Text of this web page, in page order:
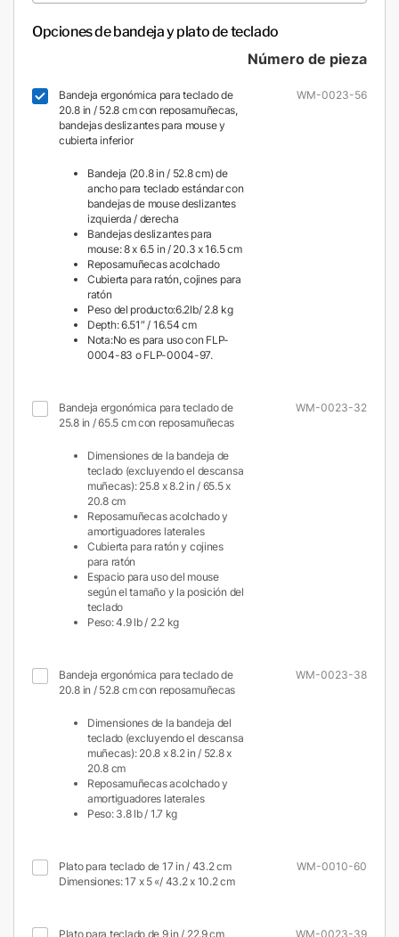
Opciones de bandeja y plato de teclado
Número de pieza
Bandeja ergonómica para teclado de
20.8 in / 52.8 cm con reposamuñecas,
bandejas deslizantes para mouse y
cubierta inferior
Bandeja (20.8 in / 52.8 cm) de
ancho para teclado estándar con
bandejas de mouse deslizantes
izquierda / derecha
Bandejas deslizantes para
mouse: 8 x 6.5 in / 20.3 x 16.5 cm
Reposamuñecas acolchado
Cubierta para ratón, cojines para
ratón
Peso del producto:6.2lb/ 2.8 kg
Depth: 6.51″ / 16.54 cm
Nota:No es para uso con FLP-
0004-83 o FLP-0004-97.
WM-0023-56
Bandeja ergonómica para teclado de
25.8 in / 65.5 cm con reposamuñecas
Dimensiones de la bandeja de
teclado (excluyendo el descansa
muñecas): 25.8 x 8.2 in / 65.5 x
20.8 cm
Reposamuñecas acolchado y
amortiguadores laterales
Cubierta para ratón y cojines
para ratón
Espacio para uso del mouse
según el tamaño y la posición del
teclado
Peso: 4.9 lb / 2.2 kg
WM-0023-32
Bandeja ergonómica para teclado de
20.8 in / 52.8 cm con reposamuñecas
Dimensiones de la bandeja del
teclado (excluyendo el descansa
muñecas): 20.8 x 8.2 in / 52.8 x
20.8 cm
Reposamuñecas acolchado y
amortiguadores laterales
Peso: 3.8 lb / 1.7 kg
WM-0023-38
Plato para teclado de 17 in / 43.2 cm
Dimensiones: 17 x 5 «/ 43.2 x 10.2 cm
WM-0010-60
Plato para teclado de 9 in / 22.9 cm WM-0023-39